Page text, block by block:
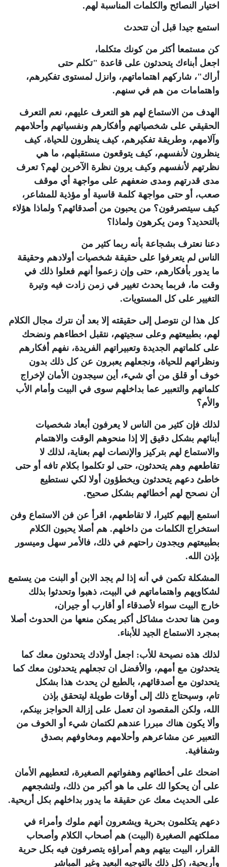
اختيار النصائح والكلمات المناسبة لهم.
استمع جيدا قبل أن تتحدث
كن مستمعا أكثر من كونك متكلما،
اجعل أبناءك يتحدثون على قاعدة "تكلم حتى
أراك"، شاركهم اهتماماتهم، وانزل لمستوى تفكيرهم،
واهتمامات من هم في سنهم.
الهدف من الاستماع لهم هو التعرف عليهم، نعم التعرف
الحقيقي على شخصياتهم وأفكارهم ونفسياتهم وأحلامهم
وآلامهم، وطريقة تفكيرهم، كيف ينظرون للحياة، كيف
ينظرون لأنفسهم، كيف يتوقعون مستقبلهم، ما هي
نظرتهم لأنفسهم وكيف يرون نظرة الآخرين لهم؟ تعرف
مدى قدرتهم ومدى ضعفهم على مواجهة أي موقف
صعب، أو حتى مواجهة كلمة قاسية أو مؤذية للمشاعر،
كيف سيتصرفون؟ من يحبون من أصدقائهم؟ ولماذا هؤلاء
بالتحديد؟ ومن يكرهون ولماذا؟
دعنا نعترف بشجاعة بأنه ربما كثير من
الناس لم يتعرفوا على حقيقة شخصيات أولادهم وحقيقة
ما يدور بأفكارهم، حتى وإن زعموا أنهم فعلوا ذلك في
وقت ما، فربما يحدث تغيير في زمن زادت فيه وتيرة
التغيير على كل المستويات.
كل هذا لن نتوصل إلى حقيقته إلا بعد أن نترك مجال الكلام
لهم، بطبيعتهم وعلى سجيتهم، نتقبل اخطاءهم ونضحك
على كلماتهم الجديدة وتعبيراتهم الفريدة، نفهم أفكارهم
ونظراتهم للحياة، ونجعلهم يعبرون عن كل ذلك بدون
خوف أو قلق من أي شيء، أين سيجدون الأمان لإخراج
كلماتهم والتعبير عما بداخلهم سوى في البيت وأمام الأب
والأم؟
لذلك فإن كثير من الناس لا يعرفون أبعاد شخصيات
أبنائهم بشكل دقيق إلا إذا منحوهم الوقت والاهتمام
والاستماع لهم بتركيز والإنصات لهم بعناية، لذلك لا
تقاطعهم وهم يتحدثون، حتى لو تكلموا بكلام تافه أو حتى
خاطئ دعهم يتحدثون ويخطؤون أولا لكي نستطيع
أن نصحح لهم أخطائهم بشكل صحيح.
استمع إليهم كثيرا، لا تقاطعهم، اقرأ عن فن الاستماع وفن
استخراج الكلمات من داخلهم. هم أصلا يحبون الكلام
بطبيعتهم ويجدون راحتهم في ذلك، فالأمر سهل وميسور
بإذن الله.
المشكلة تكمن في أنه إذا لم يجد الابن أو البنت من يستمع
لشكاويهم واهتماماتهم في البيت، ذهبوا وتحدثوا بذلك
خارج البيت سواء لأصدقاء أو أقارب أو جيران،
ومن هنا تحدث مشاكل أكبر يمكن منعها من الحدوث أصلا
بمجرد الاستماع الجيد للأبناء.
لذلك هذه نصيحة للأب: اجعل أولادك يتحدثون معك كما
يتحدثون مع أمهم، والأفضل ان تجعلهم يتحدثون معك كما
يتحدثون مع أصدقائهم، بالطبع لن يحدث هذا بشكل
تام، وسيحتاج ذلك إلى أوقات طويلة ليتحقق بإذن
الله، ولكن المقصود ان تعمل على إزالة الحواجز بينكم،
وألا يكون هناك مبررا عندهم لكتمان شيء أو الخوف من
التعبير عن مشاعرهم وأحلامهم ومخاوفهم بصدق
وشفافية.
اضحك على أخطائهم وهفواتهم الصغيرة، لتعطيهم الأمان
على أن يحكوا لك على ما هو أكبر من ذلك، ولتشجعهم
على الحديث معك عن حقيقة ما يدور بداخلهم بكل أريحية.
دعهم يتكلمون بحرية ويشعرون أنهم ملوك وأمراء في
مملكتهم الصغيرة (البيت) هم أصحاب الكلام وأصحاب
القرار، البيت بيتهم وهم أمراؤه يتصرفون فيه بكل حرية
وأريحية، (كل ذلك بالتوجيه البعيد وغير المباشر